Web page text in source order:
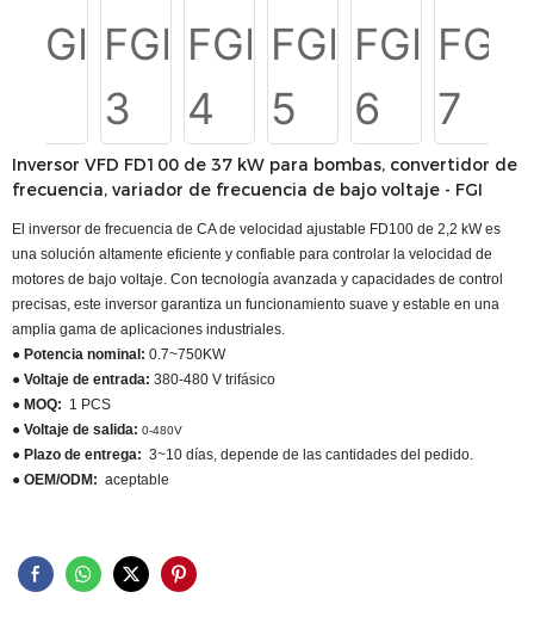
Inversor VFD FD100 de 37 kW para bombas, convertidor de
frecuencia, variador de frecuencia de bajo voltaje - FGI
El inversor de frecuencia de CA de velocidad ajustable FD100 de 2,2 kW es
una solución altamente eficiente y confiable para controlar la velocidad de
motores de bajo voltaje. Con tecnología avanzada y capacidades de control
precisas, este inversor garantiza un funcionamiento suave y estable en una
amplia gama de aplicaciones industriales.
● Potencia nominal: 0.7~750KW
● Voltaje de entrada: 380-480 V trifásico
● MOQ: 1 PCS
● Voltaje de salida: 0-480V
● Plazo de entrega: 3~10 días, depende de las cantidades del pedido.
● OEM/ODM: aceptable